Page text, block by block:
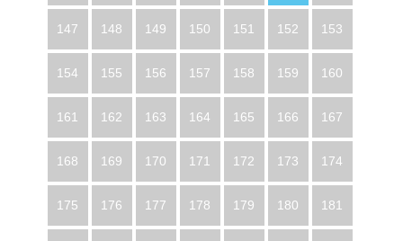
147 148 149 150 151 152 153
154 155 156 157 158 159 160
161 162 163 164 165 166 167
168 169 170 171 172 173 174
175 176 177 178 179 180 181